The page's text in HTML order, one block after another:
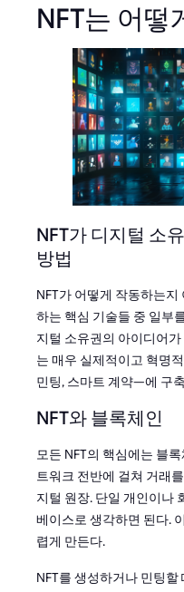
NFT는 어떻
NFT가 디지털 소
방법
NFT가 어떻게 작동하는
하는 핵심 기술들 중 일부
지털 소유권의 아이디어
는 매우 실제적이고 혁명
민팅, 스마트 계약—에 구
NFT와 블록체인
모든 NFT의 핵심에는 블
트워크 전반에 걸쳐 거래
지털 원장. 단일 개인이나
베이스로 생각하면 된다.
렵게 만든다.
NFT를 생성하거나 민팅